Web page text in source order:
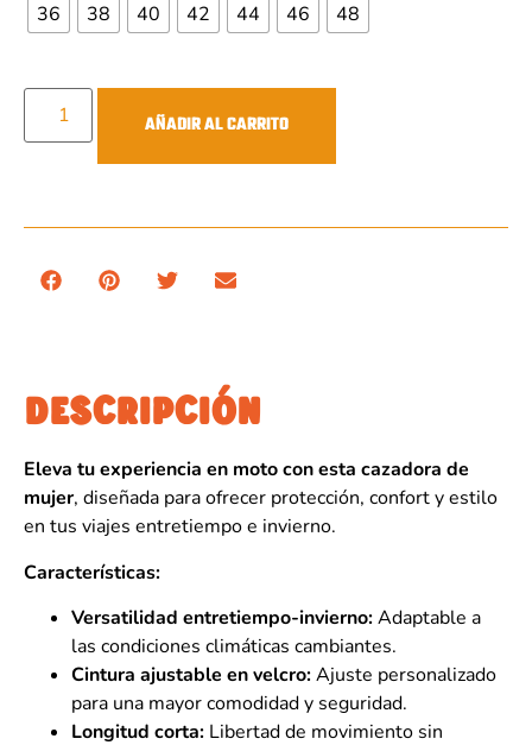
36 38 40 42 44 46 48
AÑADIR AL CARRITO
DESCRIPCIÓN
Eleva tu experiencia en moto con esta cazadora de
mujer, diseñada para ofrecer protección, confort y estilo
en tus viajes entretiempo e invierno.
Características:
Versatilidad entretiempo-invierno:Adaptable a
las condiciones climáticas cambiantes.
Cintura ajustable en velcro:Ajuste personalizado
para una mayor comodidad y seguridad.
Longitud corta: Libertad de movimiento sin